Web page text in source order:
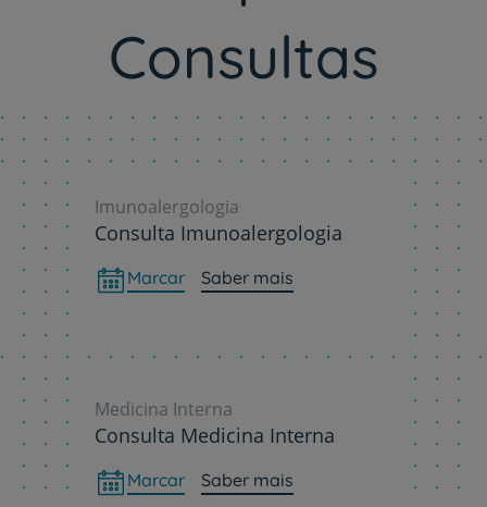
Consultas
Imunoalergologia
Consulta Imunoalergologia
Marcar Saber mais
Medicina Interna
Consulta Medicina Interna
Marcar Saber mais